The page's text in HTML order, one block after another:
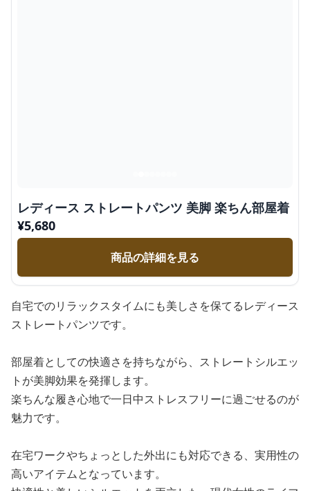
レディース ストレートパンツ 美脚 楽ちん部屋着
¥5,680
商品の詳細を見る
自宅でのリラックスタイムにも美しさを保てるレディース
ストレートパンツです。
部屋着としての快適さを持ちながら、ストレートシルエッ
トが美脚効果を発揮します。
楽ちんな履き心地で一日中ストレスフリーに過ごせるのが
魅力です。
在宅ワークやちょっとした外出にも対応できる、実用性の
高いアイテムとなっています。